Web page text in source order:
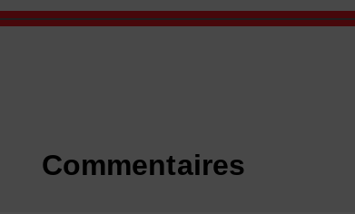
Commentaires